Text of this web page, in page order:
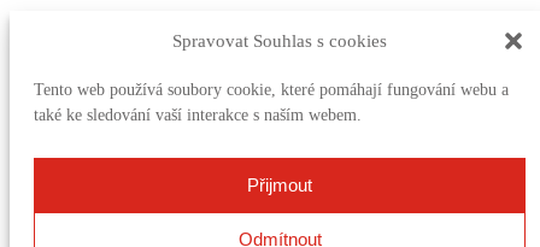
Spravovat Souhlas s cookies
Tento web používá soubory cookie, které pomáhají fungování webu a
také ke sledování vaší interakce s naším webem.
Přijmout
Odmítnout
IČO:28326652
Zapsaná v obchodním rejstříku vedeném Krajským soudem v Brně,